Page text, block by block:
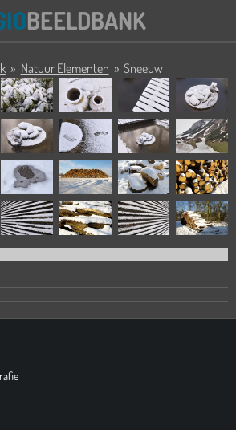
BEELDBANK
» Natuur Elementen » Sneeuw